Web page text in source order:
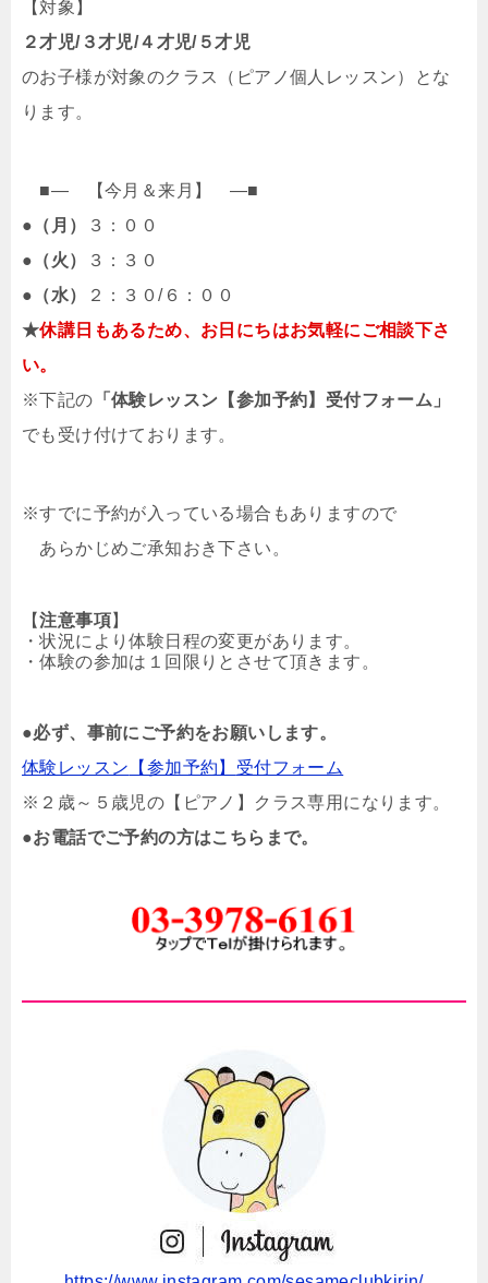
【対象】
２才児/３才児/４才児/５才児
のお子様が対象のクラス（ピアノ個人レッスン）とな
ります。
■— 【今月＆来月】 —■
● （月）
３：００
● （火）
３：３０
● （水）
２：３０/６：００
★休講日もあるため、お日にちはお気軽にご相談下さ
い。
※下記の 「体験レッスン【参加予約】受付フォーム」
でも受け付けております。
※すでに予約が入っている場合もありますので
あらかじめご承知おき下さい。
【注意事項】
・状況により体験日程の変更があります。
・体験の参加は１回限りとさせて頂きます。
●必ず、事前にご予約をお願いします。
体験レッスン 【参加予約】 受付フォーム
※２歳～５歳児の【ピアノ】クラス専用になります。
●お電話でご予約の方はこちらまで。